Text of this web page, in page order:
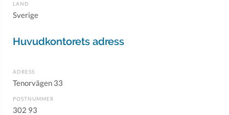
LAND
Sverige
Huvudkontorets adress
ADRESS
Tenorvägen 33
POSTNUMMER
302 93